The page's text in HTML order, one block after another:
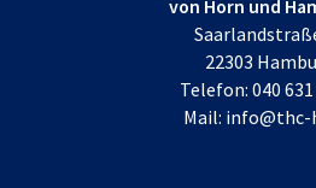
von Horn und
22303
Telefon:040
Mail: info@thc-